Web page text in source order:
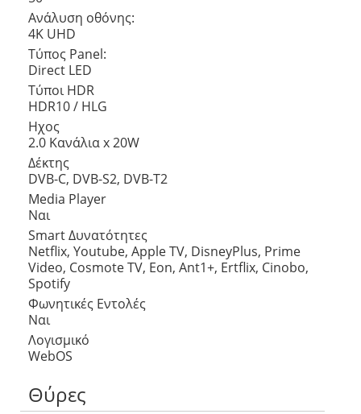
Ανάλυση οθόνης:
4K UHD
Τύπος Panel:
Direct LED
Τύποι HDR
HDR10 / HLG
Ηχος
2.0 Κανάλια x 20W
Δέκτης
DVB-C, DVB-S2, DVB-T2
Media Player
Ναι
Smart Δυνατότητες
Netflix, Youtube, Apple TV, DisneyPlus, Prime
Video, Cosmote TV, Eon, Ant1+, Ertflix, Cinobo,
Spotify
Φωνητικές Εντολές
Ναι
Λογισμικό
WebOS
Θύρες